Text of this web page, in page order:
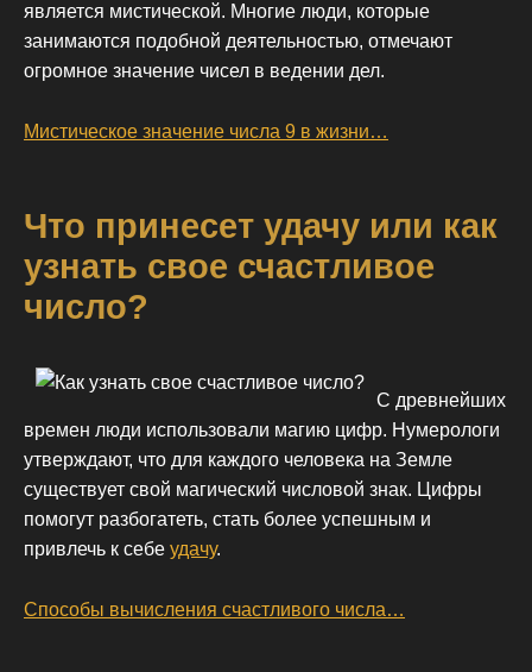
является мистической. Многие люди, которые
занимаются подобной деятельностью, отмечают
огромное значение чисел в ведении дел.
Мистическое значение числа 9 в жизни…
Что принесет удачу или как
узнать свое счастливое
число?
С древнейших
времен люди использовали магию цифр. Нумерологи
утверждают, что для каждого человека на Земле
существует свой магический числовой знак. Цифры
помогут разбогатеть, стать более успешным и
привлечь к себе удачу.
Способы вычисления счастливого числа…